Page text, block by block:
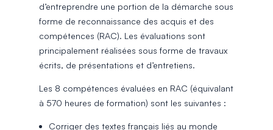
d’entreprendre une portion de la démarche sous
forme de reconnaissance des acquis et des
compétences (RAC). Les évaluations sont
principalement réalisées sous forme de travaux
écrits, de présentations et d’entretiens.
Les 8 compétences évaluées en RAC (équivalant
à 570 heures de formation) sont les suivantes :
Corriger des textes français liés au monde